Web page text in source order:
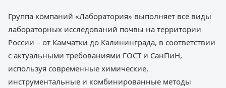
Группа компаний «Лаборатория» выполняет все виды
лабораторных исследований почвы на территории
России – от Камчатки до Калининграда, в соответствии
с актуальными требованиями ГОСТ и СанПиН,
используя современные химические,
инструментальные и комбинированные методы